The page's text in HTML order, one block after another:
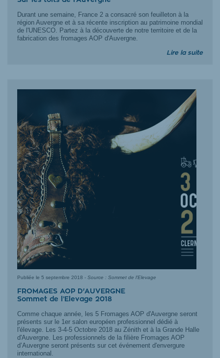
Durant une semaine, France 2 a consacré son feuilleton à la
région Auvergne et à sa récente inscription au patrimoine mondial
de l'UNESCO. Partez à la découverte de notre territoire et de la
fabrication des fromages AOP d'Auvergne.
Lire la suite
Publiée le 5 septembre 2018 - Source : Sommet de l'Elevage
FROMAGES AOP D'AUVERGNE
Sommet de l’Elevage 2018
Comme chaque année, les 5 Fromages AOP d'Auvergne seront
présents sur le 1er salon européen professionnel dédié à
l'élevage. Les 3-4-5 Octobre 2018 au Zénith et à la Grande Halle
d'Auvergne. Les professionnels de la filière Fromages AOP
d’Auvergne seront présents sur cet événement d'envergure
international.